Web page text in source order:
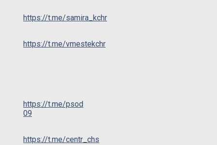
https://t.me/samira_kchr
https://t.me/vmestekchr
https://t.me/psod
09
https://t.me/centr_chs